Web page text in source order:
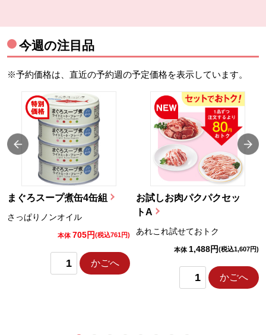
今週の注目品
※予約価格は、直近の予約週の予定価格を表示しています。
まぐろスープ煮缶4缶組
さっぱりノンオイル
本体 705円(税込761円)
かごへ
お試しお肉パクパクセッ
トA
あれこれ試せておトク
本体 1,488円(税込1,607円)
かごへ